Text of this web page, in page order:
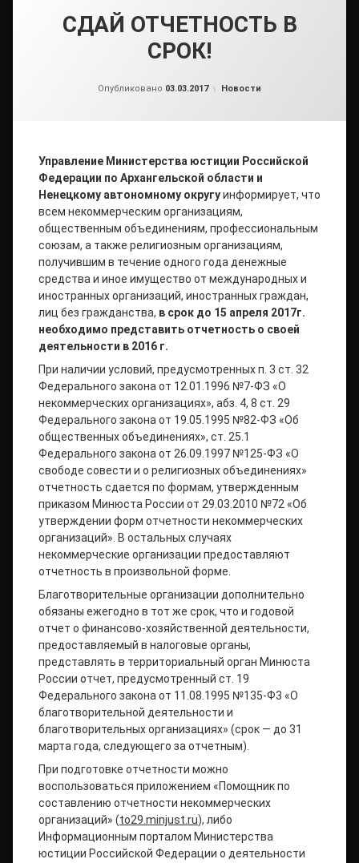
СДАЙ ОТЧЕТНОСТЬ В
СРОК!
Опубликовано 03.03.2017 Рубрики:
Новости
Управление Министерства юстиции Российской
Федерации по Архангельской области и
Ненецкому автономному округуинформирует, что
всем некоммерческим организациям,
общественным объединениям, профессиональным
союзам, а также религиозным организациям,
получившим в течение одного года денежные
средства и иное имущество от международных и
иностранных организаций, иностранных граждан,
лиц без гражданства, в срок до 15 апреля 2017г.
необходимо представить отчетность о своей
деятельности в 2016 г.
При наличии условий, предусмотренных п. 3 ст. 32
Федерального закона от 12.01.1996 №7-ФЗ «О
некоммерческих организациях», абз. 4, 8 ст. 29
Федерального закона от 19.05.1995 №82-ФЗ «Об
общественных объединениях», ст. 25.1
Федерального закона от 26.09.1997 №125-ФЗ «О
свободе совести и о религиозных объединениях»
отчетность сдается по формам, утвержденным
приказом Минюста России от 29.03.2010 №72 «Об
утверждении форм отчетности некоммерческих
организаций». В остальных случаях
некоммерческие организации предоставляют
отчетность в произвольной форме.
Благотворительные организации дополнительно
обязаны ежегодно в тот же срок, что и годовой
отчет о финансово-хозяйственной деятельности,
предоставляемый в налоговые органы,
представлять в территориальный орган Минюста
России отчет, предусмотренный ст. 19
Федерального закона от 11.08.1995 №135-Ф3 «О
благотворительной деятельности и
благотворительных организациях» (срок — до 31
марта года, следующего за отчетным).
При подготовке отчетности можно
воспользоваться приложением «Помощник по
составлению отчетности некоммерческих
организаций» (to29. minjust. ru), либо
Информационным порталом Министерства
юстиции Российской Федерации о деятельности